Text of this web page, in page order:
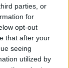
parties, or
for
opt-out
that after your
seeing
utilized by
hogy
aztán
épen,
terhelje az